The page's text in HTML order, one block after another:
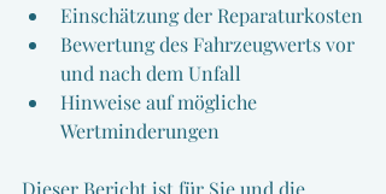
Einschätzung der Reparaturkosten
Bewertung des Fahrzeugwerts vor
und nach dem Unfall
Hinweise auf mögliche
Wertminderungen
Dieser Bericht ist für Sie und die